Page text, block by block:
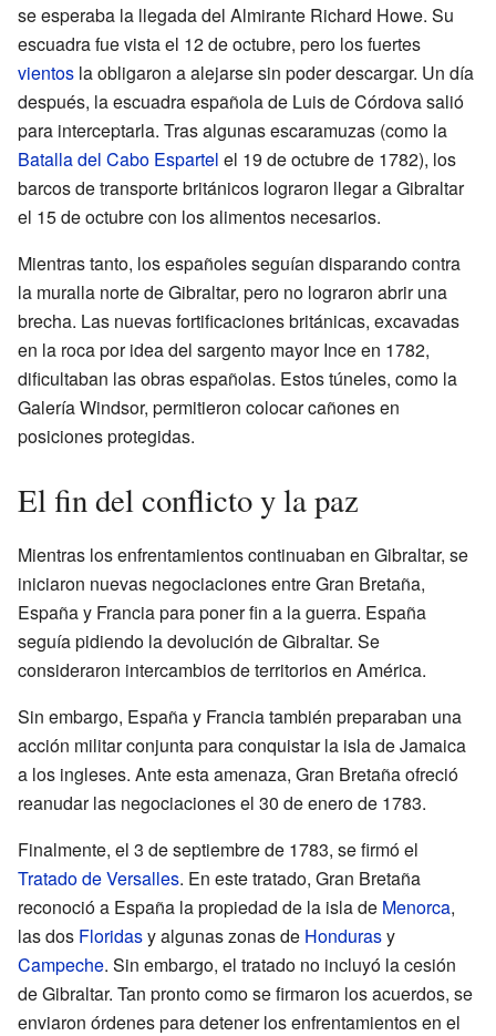
se esperaba la llegada del Almirante Richard Howe. Su
escuadra fue vista el 12 de octubre, pero los fuertes
vientos la obligaron a alejarse sin poder descargar. Un día
después, la escuadra española de Luis de Córdova salió
para interceptarla. Tras algunas escaramuzas (como la
Batalla del Cabo Espartel el 19 de octubre de 1782), los
barcos de transporte británicos lograron llegar a Gibraltar
el 15 de octubre con los alimentos necesarios.
Mientras tanto, los españoles seguían disparando contra
la muralla norte de Gibraltar, pero no lograron abrir una
brecha. Las nuevas fortificaciones británicas, excavadas
en la roca por idea del sargento mayor Ince en 1782,
dificultaban las obras españolas. Estos túneles, como la
Galería Windsor, permitieron colocar cañones en
posiciones protegidas.
El fin del conflicto y la paz
Mientras los enfrentamientos continuaban en Gibraltar, se
iniciaron nuevas negociaciones entre Gran Bretaña,
España y Francia para poner fin a la guerra. España
seguía pidiendo la devolución de Gibraltar. Se
consideraron intercambios de territorios en América.
Sin embargo, España y Francia también preparaban una
acción militar conjunta para conquistar la isla de Jamaica
a los ingleses. Ante esta amenaza, Gran Bretaña ofreció
reanudar las negociaciones el 30 de enero de 1783.
Finalmente, el 3 de septiembre de 1783, se firmó el
Tratado de Versalles. En este tratado, Gran Bretaña
reconoció a España la propiedad de la isla de Menorca,
las dos Floridasy algunas zonas de Hondurasy
Campeche. Sin embargo, el tratado no incluyó la cesión
de Gibraltar. Tan pronto como se firmaron los acuerdos, se
enviaron órdenes para detener los enfrentamientos en el